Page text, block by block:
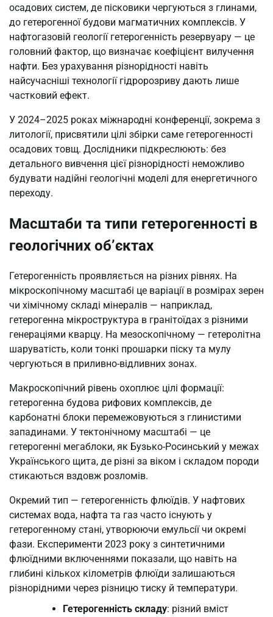
осадових систем, де пісковики чергуються з глинами,
до гетерогенної будови магматичних комплексів. У
нафтогазовій геології гетерогенність резервуару — це
головний фактор, що визначає коефіцієнт вилучення
нафти. Без урахування різнорідності навіть
найсучасніші технології гідророзриву дають лише
частковий ефект.
У 2024–2025 роках міжнародні конференції, зокрема з
литології, присвятили цілі збірки саме гетерогенності
осадових товщ. Дослідники підкреслюють: без
детального вивчення цієї різнорідності неможливо
будувати надійні геологічні моделі для енергетичного
переходу.
Масштаби та типи гетерогенності в
геологічних об’єктах
Гетерогенність проявляється на різних рівнях. На
мікроскопічному масштабі це варіації в розмірах зерен
чи хімічному складі мінералів — наприклад,
гетерогенна мікроструктура в гранітоїдах з різними
генераціями кварцу. На мезоскопічному — гетеролітна
шаруватість, коли тонкі прошарки піску та мулу
чергуються в приливно-відливних зонах.
Макроскопічний рівень охоплює цілі формації:
гетерогенна будова рифових комплексів, де
карбонатні блоки перемежовуються з глинистими
западинами. У тектонічному масштабі — це
гетерогенні мегаблоки, як Бузько-Росинський у межах
Українського щита, де різні за віком і складом породи
стикаються вздовж розломів.
Окремий тип — гетерогенність флюїдів. У нафтових
системах вода, нафта та газ часто існують у
гетерогенному стані, утворюючи емульсії чи окремі
фази. Експерименти 2023 року з синтетичними
флюїдними включеннями показали, що навіть на
глибині кількох кілометрів флюїди залишаються
різнорідними через різницю тиску й температури.
Гетерогенність складу: різний вміст